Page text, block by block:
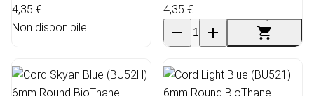
4,35 €
Non disponibile
4,35 €